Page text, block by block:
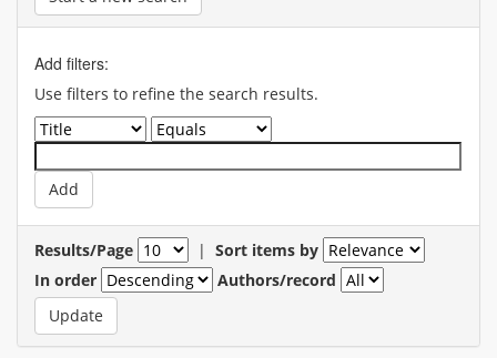
Add filters:
Use filters to refine the search results.
Results/Page | Sort items by
In order
Authors/record